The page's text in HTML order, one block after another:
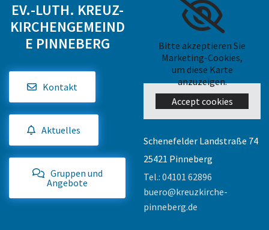
EV.-LUTH. KREUZ-
KIRCHENGEMEIND
E PINNEBERG
Kontakt
Aktuelles
Gruppen und
Angebote
Bitte akzeptieren Sie
Marketing-Cookies,
um diese Karte
anzuzeigen.
Accept cookies
Schenefelder Landstraße 74
25421 Pinneberg
Tel.: 04101 62896
buero@kreuzkirche-
pinneberg.de